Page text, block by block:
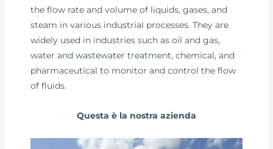
the flow rate and volume of liquids, gases, and
steam in various industrial processes. They are
widely used in industries such as oil and gas,
water and wastewater treatment, chemical, and
pharmaceutical to monitor and control the flow
of fluids.
Questa è la nostra azienda